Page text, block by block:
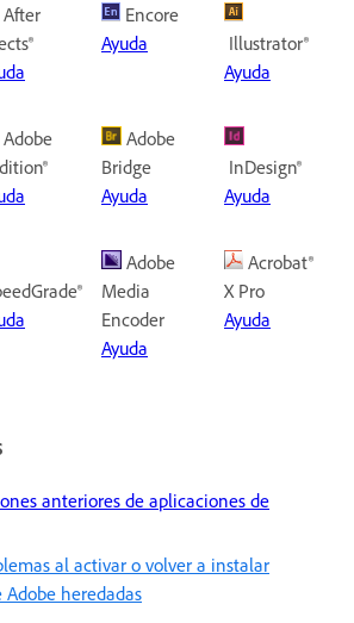
After
Encore
Ayuda
Illustrator®
Ayuda
Adobe
Adobe
Bridge
Ayuda
InDesign®
Ayuda
Adobe
Media
Encoder
Ayuda
Acrobat®
X Pro
Ayuda
anteriores de aplicaciones de
al activar o volver a instalar
heredadas